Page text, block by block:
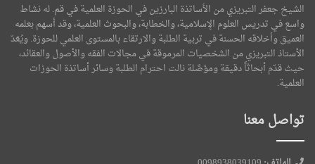
الشيخ جعفر التبريزي من الأساتذة البارزين في الحوزة العلمية في قم. له نشاط
واسع في تدريس العلوم الإسلامية، والخطابة، والبحوث العلمية، وقد أسهم بعلمه
العميق وأخلاقه الحسنة في تربية الطلبة والارتقاء بالمستوى العلمي للحوزة. ويُعَدّ
الأستاذ التبريزي من الشخصيات المرموقة في مجالات الفقه والأصول والعقائد،
حيث قدّم أبحاثاً دقيقة ومؤصَّلة نالت احترام الطلبة وسائر أساتذة الحوزات
العلمية.
تواصل معنا